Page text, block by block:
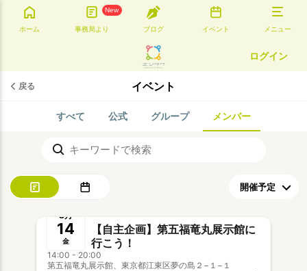
ホーム
New
事務局より ブログ イベント メニュー
ログイン
戻る イベント
すべて 公式 グループ メンバー
募集中
8月
14
金
【自主企画】第五福竜丸展示館に
行こう！
14:00 - 20:00
第五福竜丸展示館、東京都江東区夢の島２−１−１